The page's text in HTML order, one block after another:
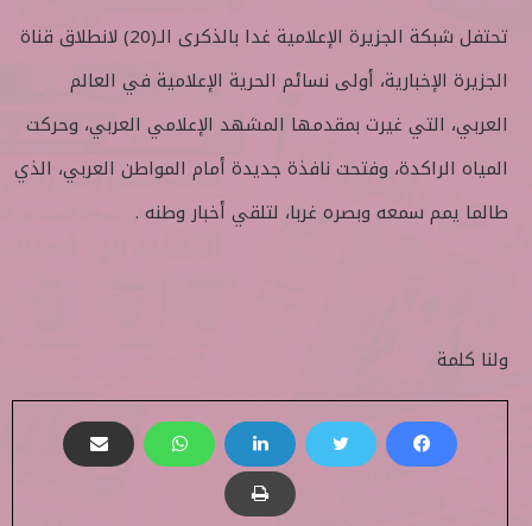
تحتفل شبكة الجزيرة الإعلامية غدا بالذكرى الـ(20) لانطلاق قناة
الجزيرة الإخبارية، أولى نسائم الحرية الإعلامية في العالم
العربي، التي غيرت بمقدمها المشهد الإعلامي العربي، وحركت
المياه الراكدة، وفتحت نافذة جديدة أمام المواطن العربي، الذي
طالما يمم سمعه وبصره غربا، لتلقي أخبار وطنه .
ولنا كلمة